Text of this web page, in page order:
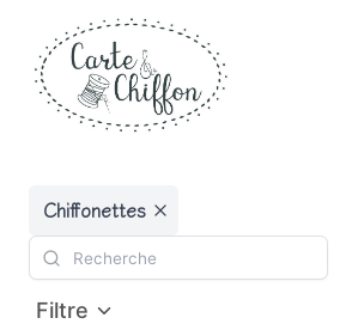
contenu
Chiffonettes
Filtre